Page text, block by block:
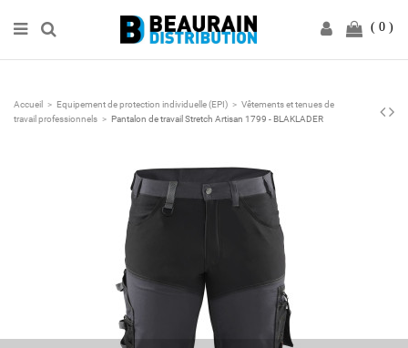
0
Accueil Equipement de protection individuelle (EPI)
Vêtements et tenues de
travail professionnels
Pantalon de travail Stretch Artisan 1799 - BLAKLADER